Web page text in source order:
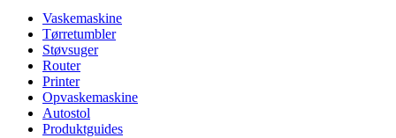
Vaskemaskine
Tørretumbler
Støvsuger
Router
Printer
Opvaskemaskine
Autostol
Produktguides